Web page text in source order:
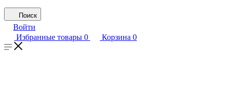
Поиск
Войти
Избранные товары 0 Корзина 0